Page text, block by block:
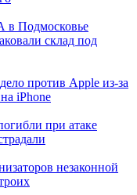
в Подмосковье
склад под
против Apple из-за
iPhone
при атаке
незаконной